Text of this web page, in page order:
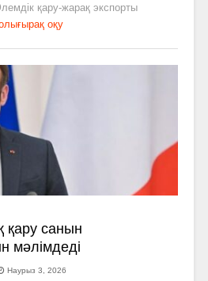
қару-жарақ экспорты
оқу
қару санын
мәлімдеді
Наурыз 3, 2026